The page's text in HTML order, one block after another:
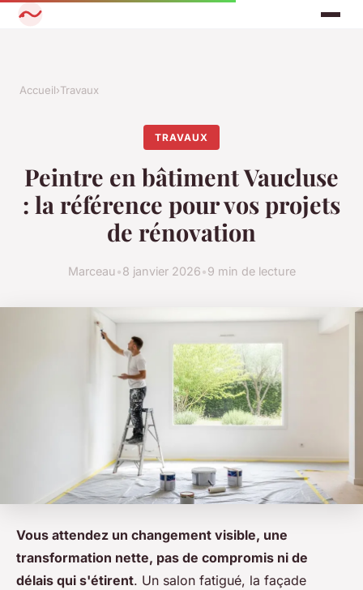
Accueil›Travaux
TRAVAUX
Peintre en bâtiment Vaucluse
: la référence pour vos projets
de rénovation
Marceau•8 janvier 2026•9 min de lecture
Vous attendez un changement visible, une
transformation nette, pas de compromis ni de
délais qui s'étirent. Un salon fatigué, la façade